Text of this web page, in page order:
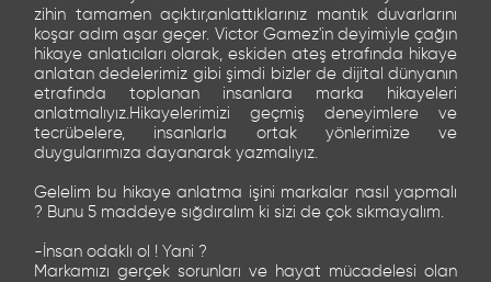
zihin tamamen açıktır,anlattıklarınız mantık duvarlarını
koşar adım aşar geçer. Victor Gamez'in deyimiyle çağın
hikaye anlatıcıları olarak, eskiden ateş etrafında hikaye
anlatan dedelerimiz gibi şimdi bizler de dijital dünyanın
etrafında toplanan insanlara marka hikayeleri
anlatmalıyız.Hikayelerimizi geçmiş deneyimlere ve
tecrübelere, insanlarla ortak yönlerimize ve
duygularımıza dayanarak yazmalıyız.
Gelelim bu hikaye anlatma işini markalar nasıl yapmalı
? Bunu 5 maddeye sığdıralım ki sizi de çok sıkmayalım.
-İnsan odaklı ol ! Yani ?
Markamızı gerçek sorunları ve hayat mücadelesi olan